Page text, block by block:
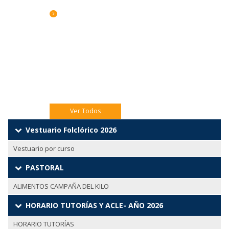
Ver Todos
Vestuario Folclórico 2026
Vestuario por curso
PASTORAL
ALIMENTOS CAMPAÑA DEL KILO
HORARIO TUTORÍAS Y ACLE- AÑO 2026
HORARIO TUTORÍAS